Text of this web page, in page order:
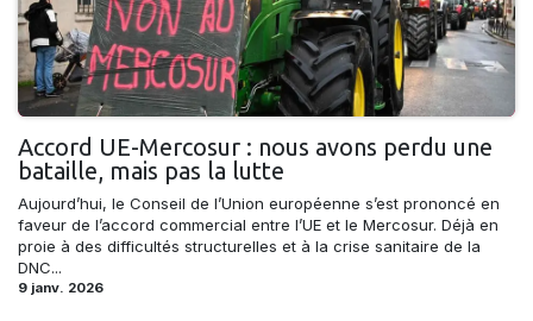
Accord UE-Mercosur : nous avons perdu une
bataille, mais pas la lutte
Aujourd’hui, le Conseil de l’Union européenne s’est prononcé en
faveur de l’accord commercial entre l’UE et le Mercosur. Déjà en
proie à des difficultés structurelles et à la crise sanitaire de la
DNC...
9 janv. 2026